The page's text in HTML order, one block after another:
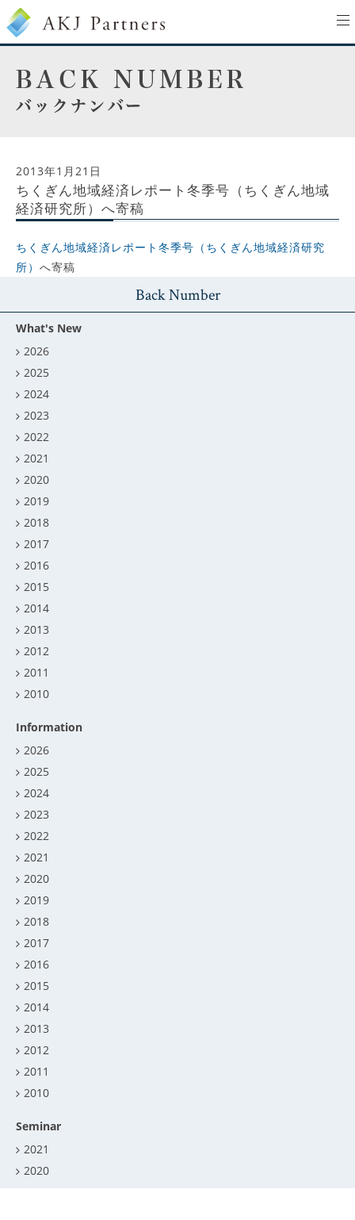
2013年1月21日
ちくぎん地域経済レポート冬季号（ちくぎん地域
経済研究所）へ寄稿
ちくぎん地域経済レポート冬季号（ちくぎん地域経済研究
所） へ寄稿
Back Number
What's New
2026
2025
2024
2023
2022
2021
2020
2019
2018
2017
2016
2015
2014
2013
2012
2011
2010
Information
2026
2025
2024
2023
2022
2021
2020
2019
2018
2017
2016
2015
2014
2013
2012
2011
2010
Seminar
2021
2020